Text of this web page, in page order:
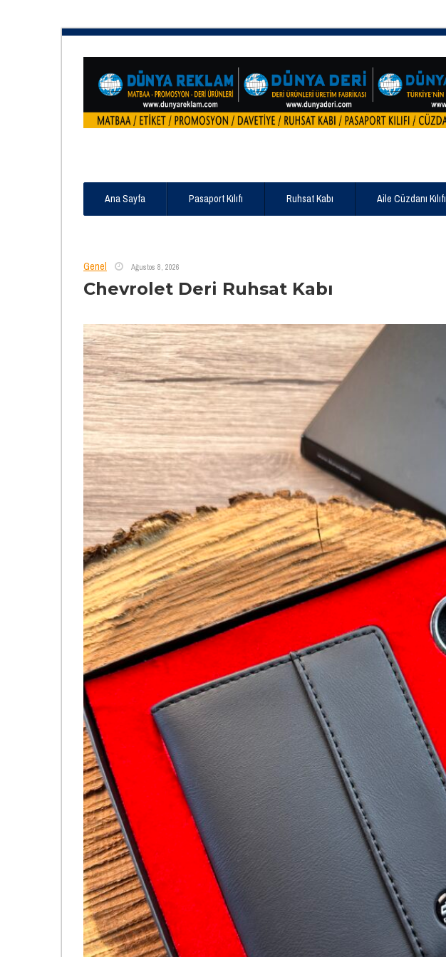
Ana Sayfa Pasaport Kılıfı Ruhsat Kabı Aile Cüzdanı Kılıfı
Genel Ağustos 8, 2026
Chevrolet Deri Ruhsat Kabı